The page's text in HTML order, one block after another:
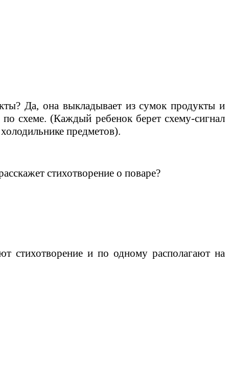
Да, она выкладывает из сумок продукты и
схеме. (Каждый ребенок берет схему-сигнал
предметов).
стихотворение о поваре?
стихотворение и по одному располагают на